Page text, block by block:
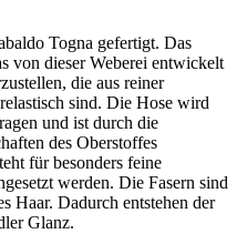
Togna gefertigt. Das
von dieser Weberei entwickelt
die aus reiner
sind. Die Hose wird
und ist durch die
des Oberstoffes
für besonders feine
werden. Die Fasern sind
Haar. Dadurch entstehen der
Glanz.